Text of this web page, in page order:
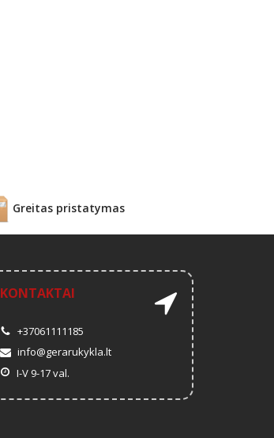
Greitas pristatymas
KONTAKTAI
+37061111185
info@gerarukykla.lt
I-V 9-17 val.